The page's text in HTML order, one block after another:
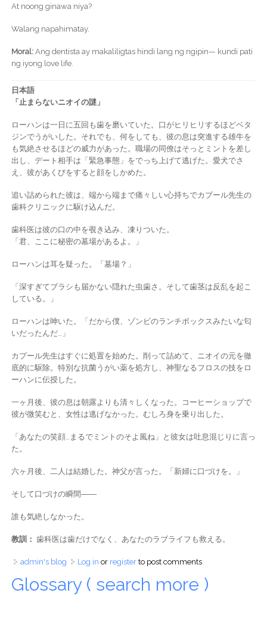
At noong ginawa niya?
Walang napahimatay.
Moral:Ang dentista ay makaliligtas hindi lang ng ngipin— kundi pati
ng iyong love life.
日本語
「止まらないニオイの謎」
ローハンは一日に五回も歯を磨いていた。口がヒリヒリするほどベタ
ジンでうがいした。それでも、何をしても、彼の息は突進する雄牛を
も気絶させるほどの威力があった。職場の同僚はそっとミントを差し
出し、デート相手は「緊急事態」をでっち上げて逃げた。愛犬でさ
え、彼があくびをすると顔をしかめた。
追い詰められた彼は、端から端まで痛々しい心持ちでカプール先生の
歯科クリニックに駆け込んだ。
歯科医は彼の口の中を覗き込み、凍りついた。
「君、ここに秘密の墓場があるよ。」
ローハンは耳を疑った。「墓場？」
「深すぎてブラシも届かない隠れた虫歯さ。そして歯茎は反乱を起こ
している。」
ローハンは呻いた。「だから僕、ゾンビのランチボックスみたいな匂
いだったんだ…」
カプール先生はすぐに処置を始めた。削って詰めて、ニオイの元を徹
底的に駆除。特別な抗菌うがい薬を処方し、神聖なるフロスの技をロ
ーハンに伝授した。
一ヶ月後、彼の息は朝露よりも清々しくなった。コーヒーショップで
彼が微笑むと、女性は逃げなかった。むしろ身を乗り出した。
「あなたの笑顔…まるでミントのそよ風ね」と彼女は吐息混じりに言っ
た。
六ヶ月後、二人は結婚した。神父が言った。「新婦に口づけを。」
そして口づけの瞬間――
誰も気絶しなかった。
教訓： 歯科医は歯だけでなく、あなたのラブライフも救える。
admin's blog Log in or registerto post comments
Glossary ( search more )